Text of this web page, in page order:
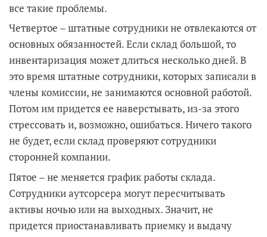
все такие проблемы.
Четвертое – штатные сотрудники не отвлекаются от
основных обязанностей. Если склад большой, то
инвентаризация может длиться несколько дней. В
это время штатные сотрудники, которых записали в
члены комиссии, не занимаются основной работой.
Потом им придется ее наверстывать, из-за этого
стрессовать и, возможно, ошибаться. Ничего такого
не будет, если склад проверяют сотрудники
сторонней компании.
Пятое – не меняется график работы склада.
Сотрудники аутсорсера могут пересчитывать
активы ночью или на выходных. Значит, не
придется приостанавливать приемку и выдачу